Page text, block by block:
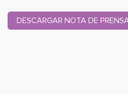
DESCARGAR NOTA DE